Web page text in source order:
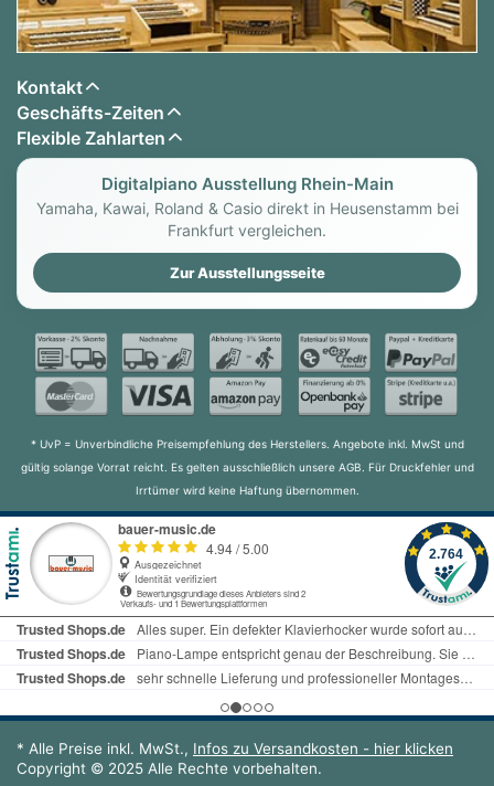
Kontakt
Geschäfts-Zeiten
Flexible Zahlarten
Digitalpiano Ausstellung Rhein-Main
Yamaha, Kawai, Roland & Casio direkt in Heusenstamm bei
Frankfurt vergleichen.
Zur Ausstellungsseite
* UvP = Unverbindliche Preisempfehlung des Herstellers. Angebote inkl. MwSt und
gültig solange Vorrat reicht. Es gelten ausschließlich unsere AGB. Für Druckfehler und
Irrtümer wird keine Haftung übernommen.
* Alle Preise inkl. MwSt., Infos zu Versandkosten - hier klicken
Copyright © 2025 Alle Rechte vorbehalten.